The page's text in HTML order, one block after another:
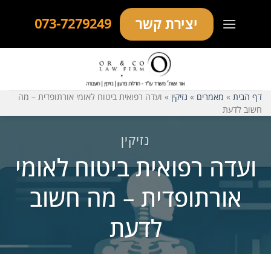
יצירת קשר 073-7279249
דף הבית » מאמרים » נזיקין » ועדה רפואית ביטוח לאומי אורתופדית – מה
חשוב לדעת
נזיקין
ועדה רפואית ביטוח לאומי
אורתופדית – מה חשוב
לדעת